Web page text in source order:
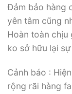
Đảm bảo hàng
yên tâm cũng
Hoàn toàn chịu
ko sở hữu lại
Cảnh báo :
rộng rãi hàng